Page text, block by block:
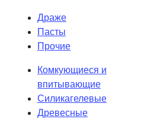
Драже
Пасты
Прочие
Комкующиеся и
впитывающие
Силикагелевые
Древесные